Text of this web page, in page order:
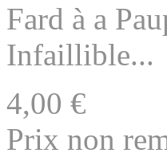
Fard à a
Infaillible...
4,00 €
Prix non